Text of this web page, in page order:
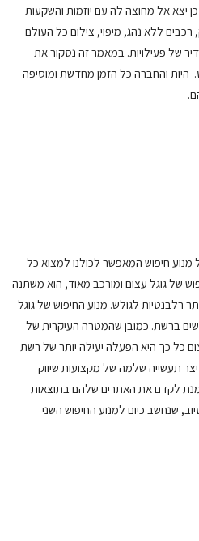
יצא אל מחוצה לה עם יוזמות והשקעות
רכבים ללא נהג, מיפוי, צילום כל העולם
של פעילויות. במאמר זה נסקור את
היות והחברה כל הזמן מחדשת ומוסיפה
מנוע חיפוש המאפשר לכולנו למצוא כל
של גוגל עצום ומורכב מאוד, הוא משתנה
רלבנטיות לגולש. מנוע החיפוש של גוגל
מכלל החיפושים ברשת. כמובן שהמטרה העיקרית של
כל כך היא הפעלה יעילה יותר של רשת
תעשייה שלמה של מקצועות שיווק
לקדם את האתרים שלהם בתוצאות
את יוטיוב, שנחשב כיום למנוע החיפוש השני